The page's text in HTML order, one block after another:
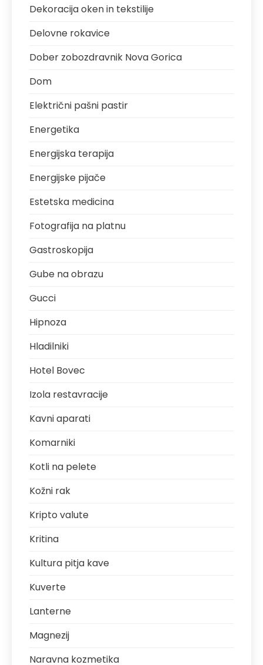
Dekoracija oken in tekstilije
Delovne rokavice
Dober zobozdravnik Nova Gorica
Dom
Električni pašni pastir
Energetika
Energijska terapija
Energijske pijače
Estetska medicina
Fotografija na platnu
Gastroskopija
Gube na obrazu
Gucci
Hipnoza
Hladilniki
Hotel Bovec
Izola restavracije
Kavni aparati
Komarniki
Kotli na pelete
Kožni rak
Kripto valute
Kritina
Kultura pitja kave
Kuverte
Lanterne
Magnezij
Naravna kozmetika